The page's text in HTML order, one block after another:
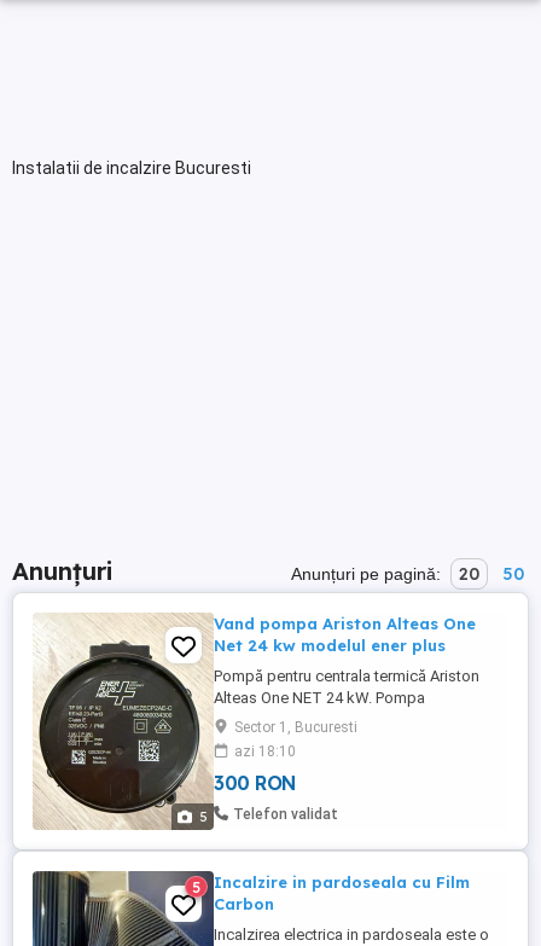
Instalatii de incalzire Bucuresti
Anunțuri Anunțuri pe pagină: 20 50
5
Vand pompa Ariston Alteas One
Net 24 kw modelul ener plus
Pompă pentru centrala termică Ariston
Alteas One NET 24 kW. Pompa
functioneaza, a fost demontata de pe
centrala mea care inca functioneaza. De
vreo doi ani avea un usor sunet la
functionare, la ultima revizie decis sa o
inlocuiesc cu una noua. A functionat timp
Sector 1, Bucuresti
azi 18:10
300 RON
Telefon validat
5
Incalzire in pardoseala cu Film
Carbon
Incalzirea electrica in pardoseala este o